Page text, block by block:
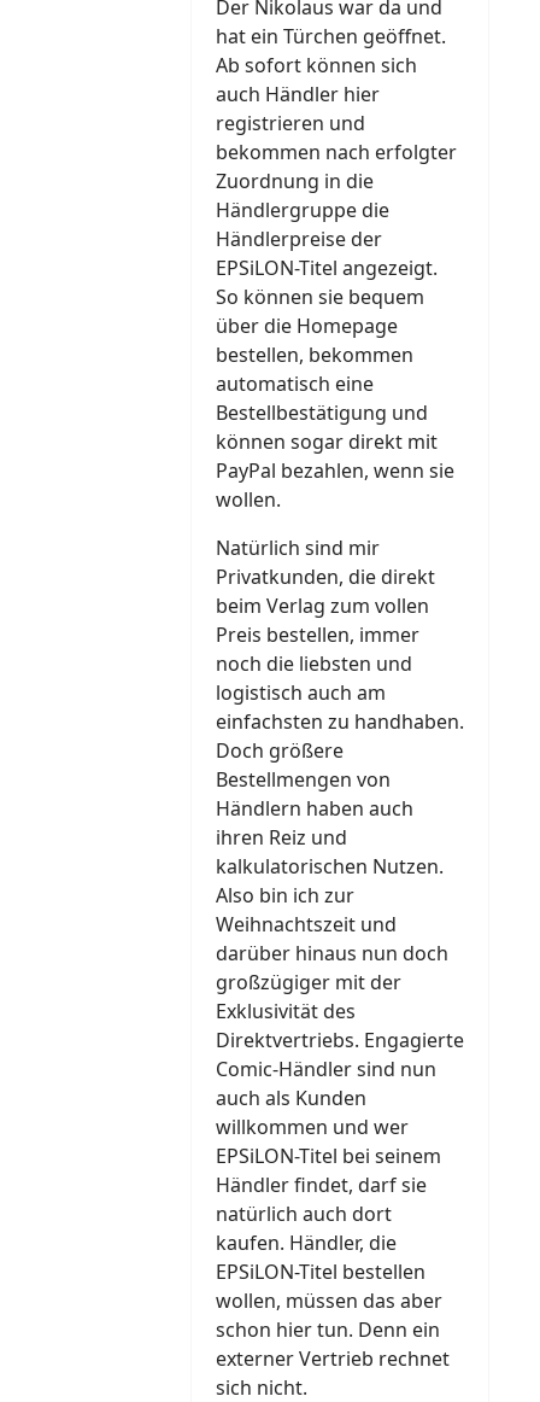
Der Nikolaus war da und
hat ein Türchen geöffnet.
Ab sofort können sich
auch Händler hier
registrieren und
bekommen nach erfolgter
Zuordnung in die
Händlergruppe die
Händlerpreise der
EPSiLON-Titel angezeigt.
So können sie bequem
über die Homepage
bestellen, bekommen
automatisch eine
Bestellbestätigung und
können sogar direkt mit
PayPal bezahlen, wenn sie
wollen.
Natürlich sind mir
Privatkunden, die direkt
beim Verlag zum vollen
Preis bestellen, immer
noch die liebsten und
logistisch auch am
einfachsten zu handhaben.
Doch größere
Bestellmengen von
Händlern haben auch
ihren Reiz und
kalkulatorischen Nutzen.
Also bin ich zur
Weihnachtszeit und
darüber hinaus nun doch
großzügiger mit der
Exklusivität des
Direktvertriebs. Engagierte
Comic-Händler sind nun
auch als Kunden
willkommen und wer
EPSiLON-Titel bei seinem
Händler findet, darf sie
natürlich auch dort
kaufen. Händler, die
EPSiLON-Titel bestellen
wollen, müssen das aber
schon hier tun. Denn ein
externer Vertrieb rechnet
sich nicht.